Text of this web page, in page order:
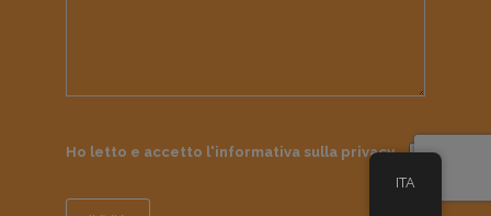
Ho letto e accetto l'informativa sulla privacy
ITA